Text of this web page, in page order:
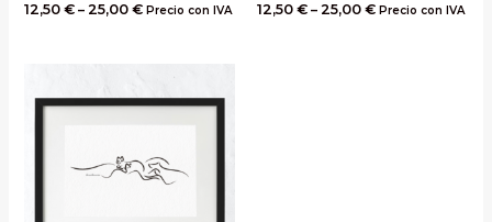
12,50 €– 25,00 € Precio con IVA 12,50 € – 25,00 € Precio con IVA